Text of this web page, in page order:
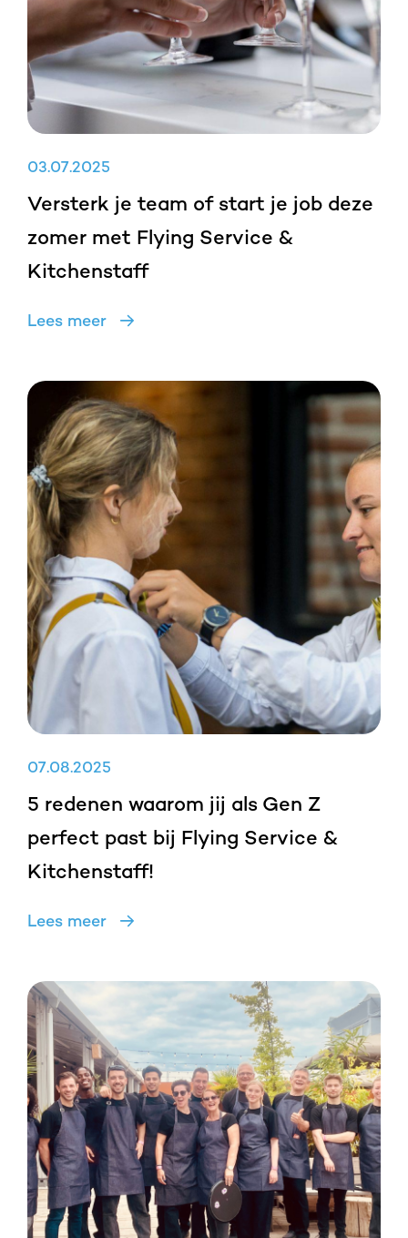
03.07.2025
Versterk je team of start je job deze
zomer met Flying Service &
Kitchenstaff
Lees meer
07.08.2025
5 redenen waarom jij als Gen Z
perfect past bij Flying Service &
Kitchenstaff!
Lees meer